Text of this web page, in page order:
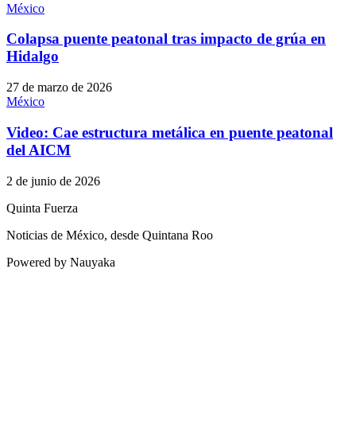
México
Colapsa puente peatonal tras impacto de grúa en
Hidalgo
27 de marzo de 2026
México
Video: Cae estructura metálica en puente peatonal
del AICM
2 de junio de 2026
Quinta Fuerza
Noticias de México, desde Quintana Roo
Powered by Nauyaka